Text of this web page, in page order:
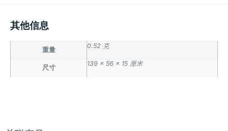
其他信息
重量
0.52 克
尺寸
139 × 56 × 15 厘米